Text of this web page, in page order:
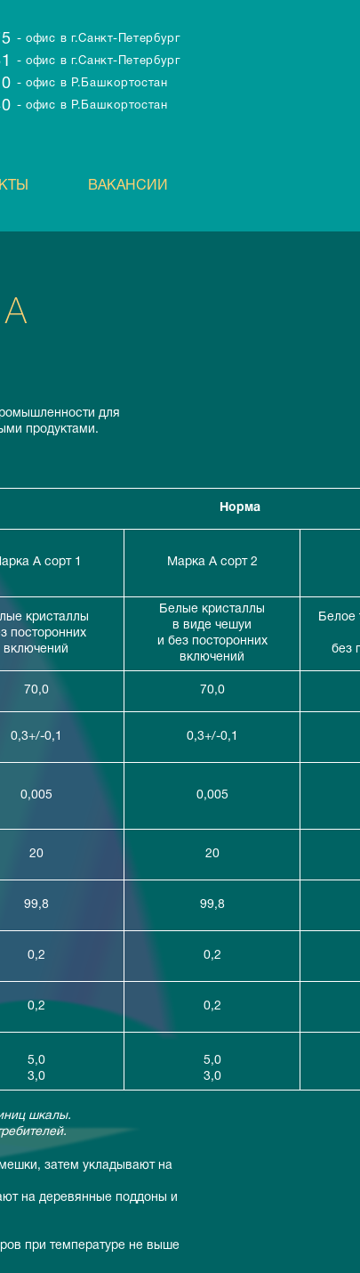
- офис в г.Санкт-Петербург
- офис в г.Санкт-Петербург
- офис в Р.Башкортостан
- офис в Р.Башкортостан
ВАКАНСИИ
для
продуктами.
Норма
А сорт 1 Марка А сорт 2
кристаллы
посторонних
включений
Белые кристаллы
в виде чешуи
и без посторонних
включений
Белое
без
70,0 70,0
0,3+/-0,1 0,3+/-0,1
0,005 0,005
20 20
99,8 99,8
0,2 0,2
0,2 0,2
5,0
3,0
5,0
3,0
шкалы.
затем укладывают на
на деревянные поддоны и
при температуре не выше